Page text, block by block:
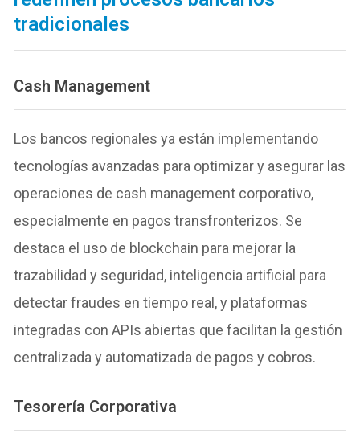
tradicionales
Cash Management
Los bancos regionales ya están implementando
tecnologías avanzadas para optimizar y asegurar las
operaciones de cash management corporativo,
especialmente en pagos transfronterizos. Se
destaca el uso de blockchain para mejorar la
trazabilidad y seguridad, inteligencia artificial para
detectar fraudes en tiempo real, y plataformas
integradas con APIs abiertas que facilitan la gestión
centralizada y automatizada de pagos y cobros.
Tesorería Corporativa